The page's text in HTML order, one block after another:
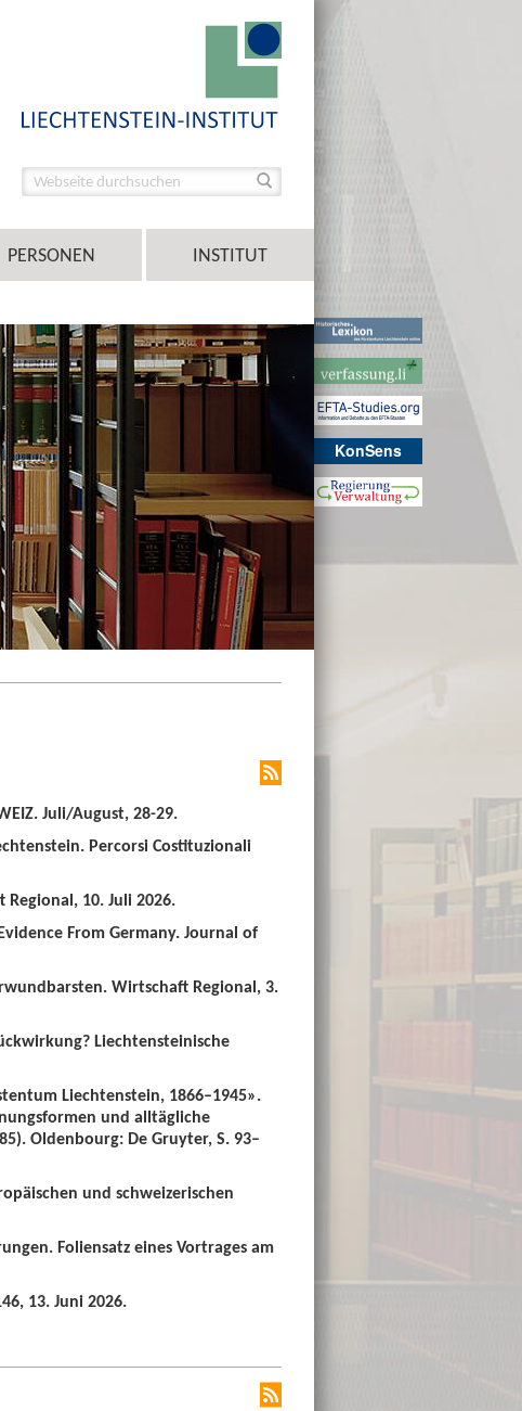
KonSens
PERSONEN INSTITUT
Juli/August, 28-29.
Percorsi Costituzionali
10. Juli 2026.
From Germany. Journal of
Wirtschaft Regional, 3.
Liechtensteinische
Liechtenstein, 1866–1945».
und alltägliche
Oldenbourg: De Gruyter, S. 93–
und schweizerischen
Foliensatz eines Vortrages am
13. Juni 2026.